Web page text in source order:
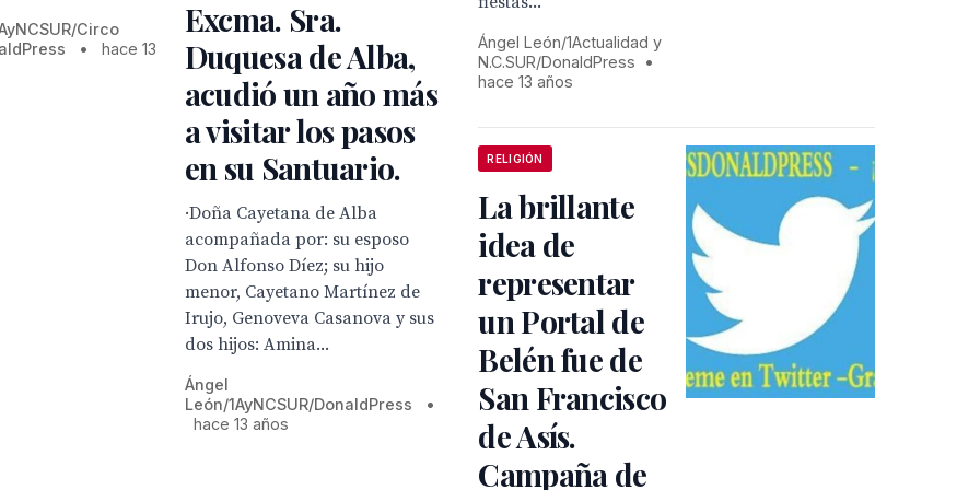
Circo
• hace 13
Excma. Sra.
Duquesa de Alba,
acudió un año más
a visitar los pasos
en su Santuario.
·Doña Cayetana de Alba
acompañada por: su esposo
Don Alfonso Díez; su hijo
menor, Cayetano Martínez de
Irujo, Genoveva Casanova y sus
dos hijos: Amina...
Ángel
León/1AyNCSUR/DonaldPress
•
hace 13 años
Ángel León/1Actualidad y
N.C.SUR/DonaldPress
•
hace 13 años
RELIGIÓN
La brillante
idea de
representar
un Portal de
Belén fue de
San Francisco
de Asís.
Campaña de